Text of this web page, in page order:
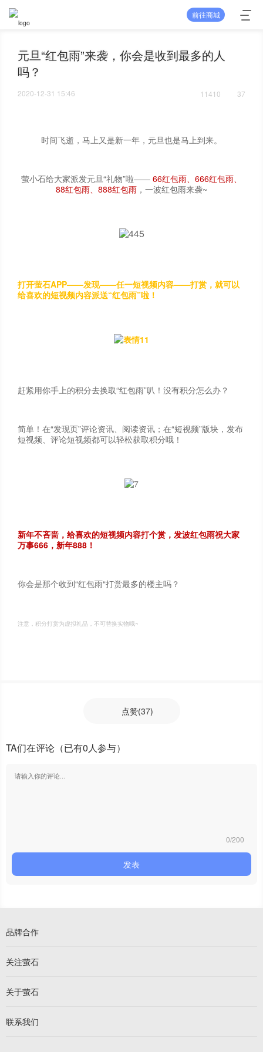
前往商城
元旦“红包雨”来袭，你会是收到最多的人
吗？
2020-12-31 15:46 11410 37
时间飞逝，马上又是新一年，元旦也是马上到来。
萤小石给大家派发元旦“礼物”啦—— 66红包雨、666红包雨、
88红包雨、888红包雨 ，一波红包雨来袭~
打开萤石APP——发现——任一短视频内容——打赏，就可以
给喜欢的短视频内容派送“红包雨”啦！
赶紧用你手上的积分去换取“红包雨”叭！没有积分怎么办？
简单！在“发现页”评论资讯、阅读资讯；在“短视频”版块，发布
短视频、评论短视频都可以轻松获取积分哦！
新年不吝啬，给喜欢的短视频内容打个赏，发波红包雨祝大家
万事666，新年888！
你会是那个收到“红包雨“打赏最多的楼主吗？
注意，积分打赏为虚拟礼品，不可替换实物哦~
点赞(37)
TA们在评论 （已有0人参与）
发表
0/200
品牌合作
关注萤石
关于萤石
联系我们